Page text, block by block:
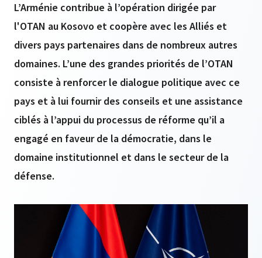
L’Arménie contribue à l’opération dirigée par
l'OTAN au Kosovo et coopère avec les Alliés et
divers pays partenaires dans de nombreux autres
domaines. L’une des grandes priorités de l’OTAN
consiste à renforcer le dialogue politique avec ce
pays et à lui fournir des conseils et une assistance
ciblés à l’appui du processus de réforme qu’il a
engagé en faveur de la démocratie, dans le
domaine institutionnel et dans le secteur de la
défense.